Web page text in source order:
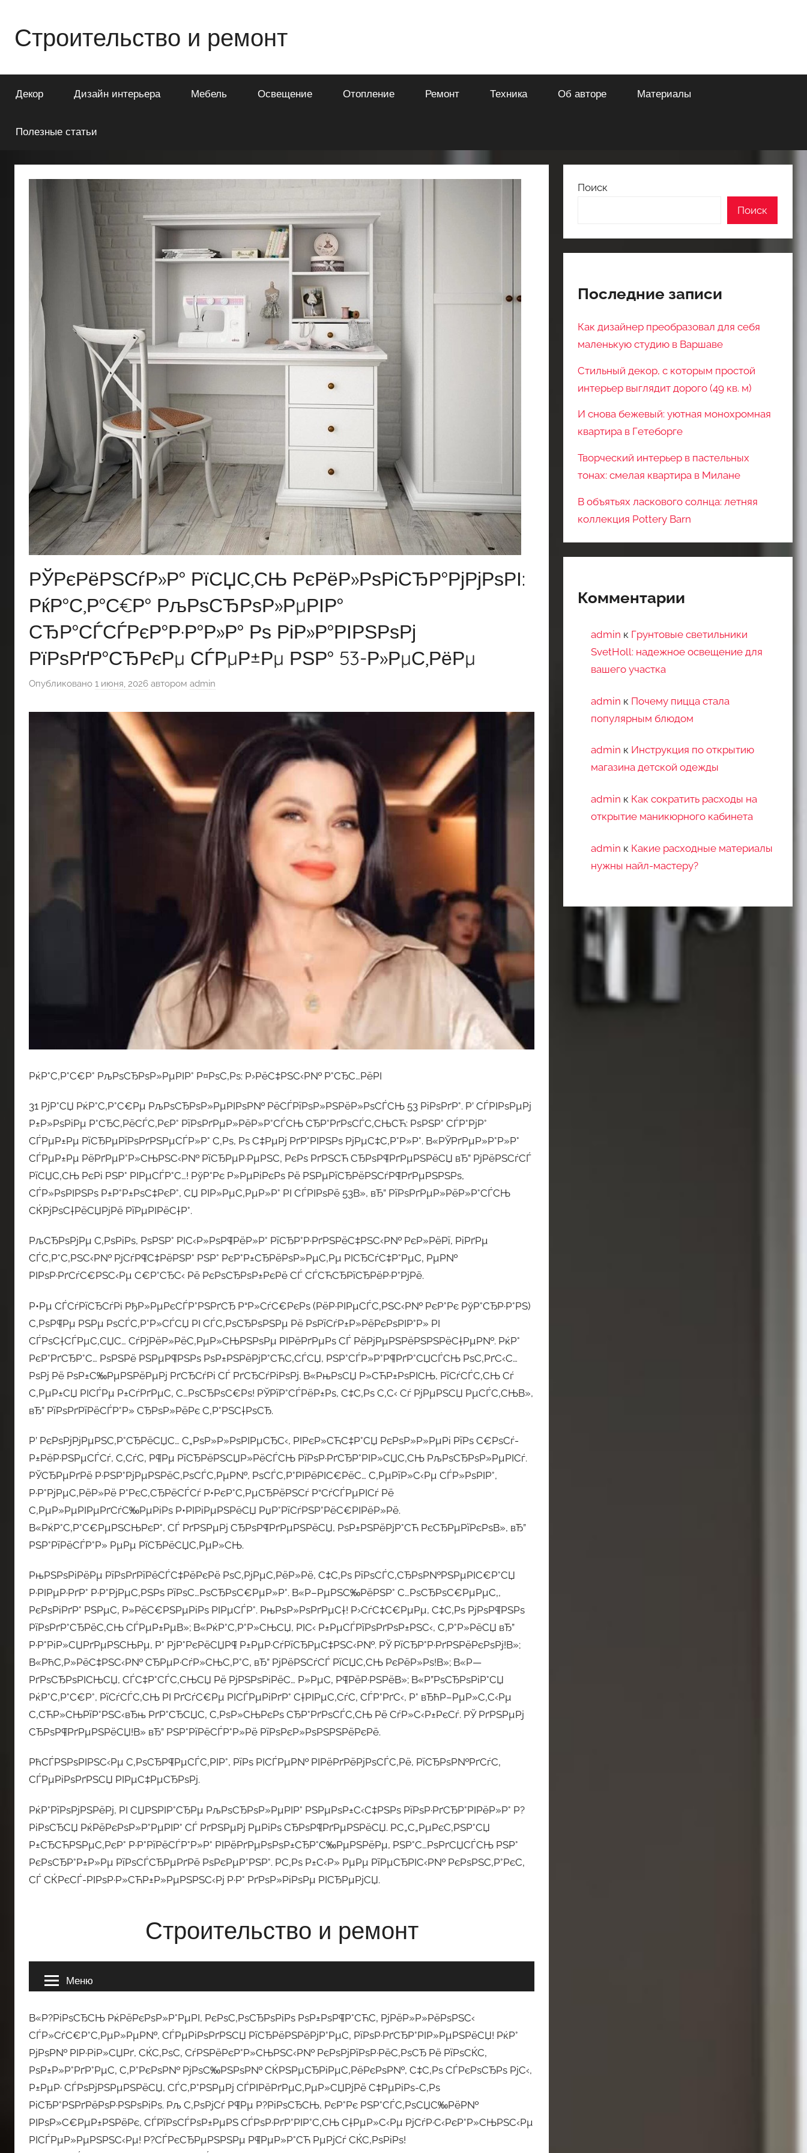
содержимому
Строительство и ремонт
о
строительстве
Декор Дизайн интерьера Мебель Освещение Отопление Ремонт Техника Об авторе Материалы
Полезные статьи
РЎРєРёРЅСѓР»Р° РїСЏС‚СЊ РєРёР»РѕРіСЂР°РјРјРѕРІ:
РќР°С‚Р°С€Р° РљРѕСЂРѕР»РµРІР°
СЂР°СЃСЃРєР°Р·Р°Р»Р° Рѕ РіР»Р°РІРЅРѕРј
РїРѕРґР°СЂРєРµ СЃРµР±Рµ РЅР° 53-Р»РµС‚РёРµ
Опубликовано 1 июня, 2026 автором admin
РќР°С‚Р°С€Р° РљРѕСЂРѕР»РµРІР° Р¤РѕС‚Рѕ: Р›РёС‡РЅС‹Р№ Р°СЂС…РёРІ
31 РјР°СЏ РќР°С‚Р°С€Рµ РљРѕСЂРѕР»РµРІРѕР№ РёСЃРїРѕР»РЅРёР»РѕСЃСЊ 53 РіРѕРґР°. Р’ СЃРІРѕРµРј
Р±Р»РѕРіРµ Р°СЂС‚РёСЃС‚РєР° РїРѕРґРµР»РёР»Р°СЃСЊ СЂР°РґРѕСЃС‚СЊСЋ: РѕРЅР° СЃР°РјР°
СЃРµР±Рµ РїСЂРµРїРѕРґРЅРµСЃР»Р° С‚Рѕ, Рѕ С‡РµРј РґР°РІРЅРѕ РјРµС‡С‚Р°Р»Р°. В«РЎРґРµР»Р°Р»Р°
СЃРµР±Рµ РёРґРµР°Р»СЊРЅС‹Р№ РїСЂРµР·РµРЅС‚ РєРѕ РґРЅСЋ СЂРѕР¶РґРµРЅРёСЏ вЂ” РјРёРЅСѓСЃ
РїСЏС‚СЊ РєРі РЅР° РІРµСЃР°С…! РўР°Рє Р»РµРіРєРѕ Рё РЅРµРїСЂРёРЅСѓР¶РґРµРЅРЅРѕ,
СЃР»РѕРІРЅРѕ Р±Р°Р±РѕС‡РєР°, СЏ РІР»РµС‚РµР»Р° РІ СЃРІРѕРё 53В», вЂ” РїРѕРґРµР»РёР»Р°СЃСЊ
СЌРјРѕС†РёСЏРјРё РїРµРІРёС†Р°.
РљСЂРѕРјРµ С‚РѕРіРѕ, РѕРЅР° РІС‹Р»РѕР¶РёР»Р° РїСЂР°Р·РґРЅРёС‡РЅС‹Р№ РєР»РёРї, РіРґРµ
СЃС‚Р°С‚РЅС‹Р№ РјСѓР¶С‡РёРЅР° РЅР° РєР°Р±СЂРёРѕР»РµС‚Рµ РІСЂСѓС‡Р°РµС‚ РµР№
РІРѕР·РґСѓС€РЅС‹Рµ С€Р°СЂС‹ Рё РєРѕСЂРѕР±РєРё СЃ СЃСЋСЂРїСЂРёР·Р°РјРё.
Р•Рµ СЃСѓРїСЂСѓРі РђР»РµРєСЃР°РЅРґСЂ Р“Р»СѓС€РєРѕ (РёР·РІРµСЃС‚РЅС‹Р№ РєР°Рє РўР°СЂР·Р°РЅ)
С‚РѕР¶Рµ РЅРµ РѕСЃС‚Р°Р»СЃСЏ РІ СЃС‚РѕСЂРѕРЅРµ Рё РѕРїСѓР±Р»РёРєРѕРІР°Р» РІ
СЃРѕС†СЃРµС‚СЏС… СѓРјРёР»РёС‚РµР»СЊРЅРѕРµ РІРёРґРµРѕ СЃ РёРјРµРЅРёРЅРЅРёС†РµР№. РќР°
РєР°РґСЂР°С… РѕРЅРё РЅРµР¶РЅРѕ РѕР±РЅРёРјР°СЋС‚СЃСЏ, РЅР°СЃР»Р°Р¶РґР°СЏСЃСЊ РѕС‚РґС‹С…
РѕРј Рё РѕР±С‰РµРЅРёРµРј РґСЂСѓРі СЃ РґСЂСѓРіРѕРј. В«РњРѕСЏ Р»СЋР±РѕРІСЊ, РїСѓСЃС‚СЊ Сѓ
С‚РµР±СЏ РІСЃРµ Р±СѓРґРµС‚ С…РѕСЂРѕС€Рѕ! РЎРїР°СЃРёР±Рѕ, С‡С‚Рѕ С‚С‹ Сѓ РјРµРЅСЏ РµСЃС‚СЊВ»,
вЂ” РїРѕРґРїРёСЃР°Р» СЂРѕР»РёРє С‚Р°РЅС†РѕСЂ.
Р’ РєРѕРјРјРµРЅС‚Р°СЂРёСЏС… С„РѕР»Р»РѕРІРµСЂС‹, РІРєР»СЋС‡Р°СЏ РєРѕР»Р»РµРі РїРѕ С€РѕСѓ-
Р±РёР·РЅРµСЃСѓ, С‚СѓС‚ Р¶Рµ РїСЂРёРЅСЏР»РёСЃСЊ РїРѕР·РґСЂР°РІР»СЏС‚СЊ РљРѕСЂРѕР»РµРІСѓ.
РЎСЂРµРґРё Р·РЅР°РјРµРЅРёС‚РѕСЃС‚РµР№, РѕСЃС‚Р°РІРёРІС€РёС… С‚РµРїР»С‹Рµ СЃР»РѕРІР°,
Р·Р°РјРµС‚РёР»Рё Р°РєС‚СЂРёСЃСѓ Р•РєР°С‚РµСЂРёРЅСѓ Р“СѓСЃРµРІСѓ Рё
С‚РµР»РµРІРµРґСѓС‰РµРіРѕ Р•РІРіРµРЅРёСЏ РџР°РїСѓРЅР°РёС€РІРёР»Рё.
В«РќР°С‚Р°С€РµРЅСЊРєР°, СЃ РґРЅРµРј СЂРѕР¶РґРµРЅРёСЏ, РѕР±РЅРёРјР°СЋ РєСЂРµРїРєРѕВ», вЂ”
РЅР°РїРёСЃР°Р» РµРµ РїСЂРёСЏС‚РµР»СЊ.
РњРЅРѕРіРёРµ РїРѕРґРїРёСЃС‡РёРєРё РѕС‚РјРµС‚РёР»Рё, С‡С‚Рѕ РїРѕСЃС‚СЂРѕР№РЅРµРІС€Р°СЏ
Р·РІРµР·РґР° Р·Р°РјРµС‚РЅРѕ РїРѕС…РѕСЂРѕС€РµР»Р°. В«Р–РµРЅС‰РёРЅР° С…РѕСЂРѕС€РµРµС‚,
РєРѕРіРґР° РЅРµС‚ Р»РёС€РЅРµРіРѕ РІРµСЃР°. РњРѕР»РѕРґРµС†! Р›СѓС‡С€РµРµ, С‡С‚Рѕ РјРѕР¶РЅРѕ
РїРѕРґР°СЂРёС‚СЊ СЃРµР±РµВ»; В«РќР°С‚Р°Р»СЊСЏ, РІС‹ Р±РµСЃРїРѕРґРѕР±РЅС‹, С‚Р°Р»РёСЏ вЂ”
Р·Р°РіР»СЏРґРµРЅСЊРµ, Р° РјР°РєРёСЏР¶ Р±РµР·СѓРїСЂРµС‡РЅС‹Р№. РЎ РїСЂР°Р·РґРЅРёРєРѕРј!В»;
В«РћС‚Р»РёС‡РЅС‹Р№ СЂРµР·СѓР»СЊС‚Р°С‚ вЂ” РјРёРЅСѓСЃ РїСЏС‚СЊ РєРёР»Рѕ!В»; В«Р—
РґРѕСЂРѕРІСЊСЏ, СЃС‡Р°СЃС‚СЊСЏ Рё РјРЅРѕРіРёС… Р»РµС‚ Р¶РёР·РЅРёВ»; В«Р”РѕСЂРѕРіР°СЏ
РќР°С‚Р°С€Р°, РїСѓСЃС‚СЊ РІ РґСѓС€Рµ РІСЃРµРіРґР° С†РІРµС‚СѓС‚ СЃР°РґС‹, Р° вЂћР–РµР»С‚С‹Рµ
С‚СЋР»СЊРїР°РЅС‹вЂњ РґР°СЂСЏС‚ С‚РѕР»СЊРєРѕ СЂР°РґРѕСЃС‚СЊ Рё СѓР»С‹Р±РєСѓ. РЎ РґРЅРµРј
СЂРѕР¶РґРµРЅРёСЏ!В» вЂ” РЅР°РїРёСЃР°Р»Рё РїРѕРєР»РѕРЅРЅРёРєРё.
РћСЃРЅРѕРІРЅС‹Рµ С‚РѕСЂР¶РµСЃС‚РІР°, РїРѕ РІСЃРµР№ РІРёРґРёРјРѕСЃС‚Рё, РїСЂРѕР№РґСѓС‚
СЃРµРіРѕРґРЅСЏ РІРµС‡РµСЂРѕРј.
РќР°РїРѕРјРЅРёРј, РІ СЏРЅРІР°СЂРµ РљРѕСЂРѕР»РµРІР° РЅРµРѕР±С‹С‡РЅРѕ РїРѕР·РґСЂР°РІРёР»Р° Р?
РіРѕСЂСЏ РќРёРєРѕР»Р°РµРІР° СЃ РґРЅРµРј РµРіРѕ СЂРѕР¶РґРµРЅРёСЏ. Р­С„С„РµРєС‚РЅР°СЏ
Р±СЂСЋРЅРµС‚РєР° Р·Р°РїРёСЃР°Р»Р° РІРёРґРµРѕРѕР±СЂР°С‰РµРЅРёРµ, РЅР°С…РѕРґСЏСЃСЊ РЅР°
РєРѕСЂР°Р±Р»Рµ РїРѕСЃСЂРµРґРё РѕРєРµР°РЅР°. Р­С‚Рѕ Р±С‹Р» РµРµ РїРµСЂРІС‹Р№ РєРѕРЅС‚Р°РєС‚
СЃ СЌРєСЃ-РІРѕР·Р»СЋР±Р»РµРЅРЅС‹Рј Р·Р° РґРѕР»РіРѕРµ РІСЂРµРјСЏ.
В«Р?РіРѕСЂСЊ РќРёРєРѕР»Р°РµРІ, РєРѕС‚РѕСЂРѕРіРѕ РѕР±РѕР¶Р°СЋС‚ РјРёР»Р»РёРѕРЅС‹
СЃР»СѓС€Р°С‚РµР»РµР№, СЃРµРіРѕРґРЅСЏ РїСЂРёРЅРёРјР°РµС‚ РїРѕР·РґСЂР°РІР»РµРЅРёСЏ! РќР°
РјРѕР№ РІР·РіР»СЏРґ, СЌС‚РѕС‚ СѓРЅРёРєР°Р»СЊРЅС‹Р№ РєРѕРјРїРѕР·РёС‚РѕСЂ Рё РїРѕСЌС‚
РѕР±Р»Р°РґР°РµС‚ С‚Р°РєРѕР№ РјРѕС‰РЅРѕР№ СЌРЅРµСЂРіРµС‚РёРєРѕР№, С‡С‚Рѕ СЃРєРѕСЂРѕ РјС‹,
Р±РµР· СЃРѕРјРЅРµРЅРёСЏ, СЃС‚Р°РЅРµРј СЃРІРёРґРµС‚РµР»СЏРјРё С‡РµРіРѕ-С‚Рѕ
РіСЂР°РЅРґРёРѕР·РЅРѕРіРѕ. Рљ С‚РѕРјСѓ Р¶Рµ Р?РіРѕСЂСЊ, РєР°Рє РЅР°СЃС‚РѕСЏС‰РёР№
РІРѕР»С€РµР±РЅРёРє, СЃРїРѕСЃРѕР±РµРЅ СЃРѕР·РґР°РІР°С‚СЊ С†РµР»С‹Рµ РјСѓР·С‹РєР°Р»СЊРЅС‹Рµ
РІСЃРµР»РµРЅРЅС‹Рµ! Р?СЃРєСЂРµРЅРЅРµ Р¶РµР»Р°СЋ РµРјСѓ СЌС‚РѕРіРѕ!
Поиск
Поиск
Последние записи
Как дизайнер преобразовал для себя
маленькую студию в Варшаве
Стильный декор, с которым простой
интерьер выглядит дорого (49 кв. м)
И снова бежевый: уютная монохромная
квартира в Гетеборге
Творческий интерьер в пастельных
тонах: смелая квартира в Милане
В объятьях ласкового солнца: летняя
коллекция Pottery Barn
Комментарии
admin к Грунтовые светильники
SvetHoll: надежное освещение для
вашего участка
admin к Почему пицца стала
популярным блюдом
admin к Инструкция по открытию
магазина детской одежды
admin к Как сократить расходы на
открытие маникюрного кабинета
admin к Какие расходные материалы
нужны найл-мастеру?